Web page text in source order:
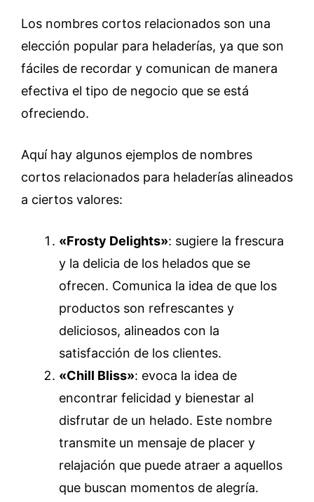
Los nombres cortos relacionados son una
elección popular para heladerías, ya que son
fáciles de recordar y comunican de manera
efectiva el tipo de negocio que se está
ofreciendo.
Aquí hay algunos ejemplos de nombres
cortos relacionados para heladerías alineados
a ciertos valores:
«Frosty Delights»: sugiere la frescura
y la delicia de los helados que se
ofrecen. Comunica la idea de que los
productos son refrescantes y
deliciosos, alineados con la
satisfacción de los clientes.
«Chill Bliss»: evoca la idea de
encontrar felicidad y bienestar al
disfrutar de un helado. Este nombre
transmite un mensaje de placer y
relajación que puede atraer a aquellos
que buscan momentos de alegría.